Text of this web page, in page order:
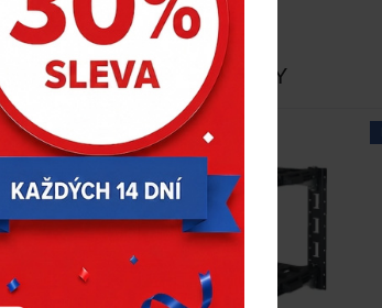
NOVINKY
Doprava zdarma